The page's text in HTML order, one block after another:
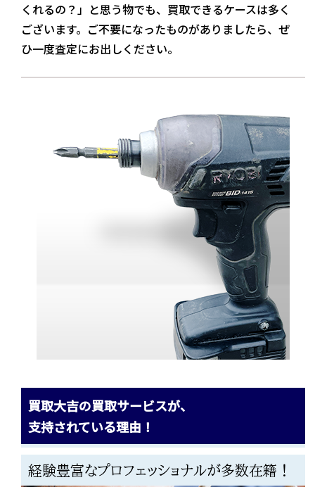
くれるの？」と思う物でも、買取できるケースは多く
ございます。ご不要になったものがありましたら、ぜ
ひ一度査定にお出しください。
買取大吉の買取サービスが、
支持されている理由！
経験豊富なプロフェッショナルが多数在籍！